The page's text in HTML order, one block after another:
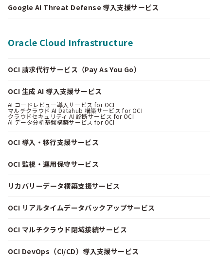
Google AI Threat Defense 導入支援サービス
Oracle Cloud Infrastructure
OCI 請求代行サービス（Pay As You Go）
OCI 生成 AI 導入支援サービス
AI コードレビュー導入サービス for OCI
マルチクラウド AI Datahub 構築サービス for OCI
クラウドセキュリティ AI 診断サービス for OCI
AI データ分析基盤構築サービス for OCI
OCI 導入・移行支援サービス
OCI 監視・運用保守サービス
リカバリーデータ構築支援サービス
OCI リアルタイムデータバックアップサービス
OCI マルチクラウド閉域接続サービス
OCI DevOps（CI/CD）導入支援サービス